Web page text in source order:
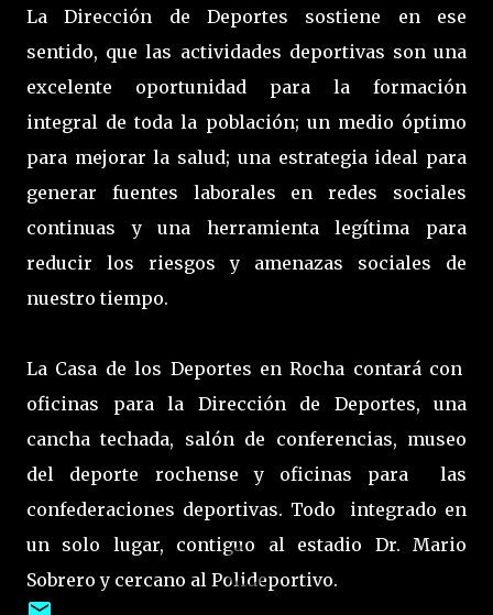
La Dirección de Deportes sostiene en ese
sentido, que las actividades deportivas son una
excelente oportunidad para la formación
integral de toda la población; un medio óptimo
para mejorar la salud; una estrategia ideal para
generar fuentes laborales en redes sociales
continuas y una herramienta legítima para
reducir los riesgos y amenazas sociales de
nuestro tiempo.
La Casa de los Deportes en Rocha contará con
oficinas para la Dirección de Deportes, una
cancha techada, salón de conferencias, museo
del deporte rochense y oficinas para las
confederaciones deportivas. Todo integrado en
un solo lugar, contiguo al estadio Dr. Mario
Sobrero y cercano al Polideportivo.